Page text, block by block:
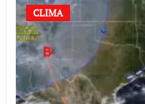
CLIMA